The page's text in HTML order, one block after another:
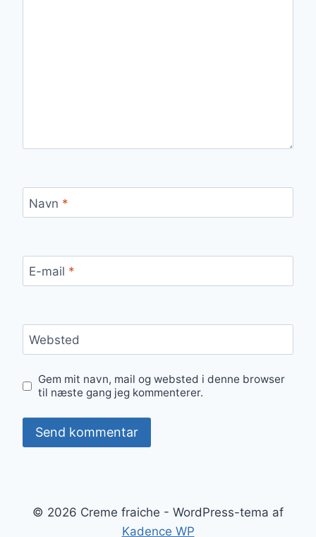
Navn *
E-mail *
Websted
Gem mit navn, mail og websted i denne browser
til næste gang jeg kommenterer.
© 2026 Creme fraiche - WordPress-tema af
Kadence WP